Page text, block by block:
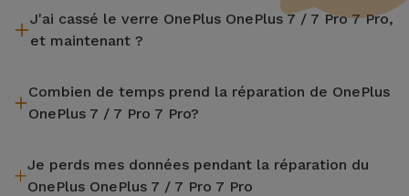
J'ai cassé le verre OnePlus OnePlus 7 / 7 Pro 7 Pro,
et maintenant ?
de 2 ans. Trouvez le magasin le plus proche.
Combien de temps prend la réparation de OnePlus
OnePlus 7 / 7 Pro 7 Pro?
l'écran, sont effectuées en environ 20 à 30 minutes.
Je perds mes données pendant la réparation du
OnePlus OnePlus 7 / 7 Pro 7 Pro